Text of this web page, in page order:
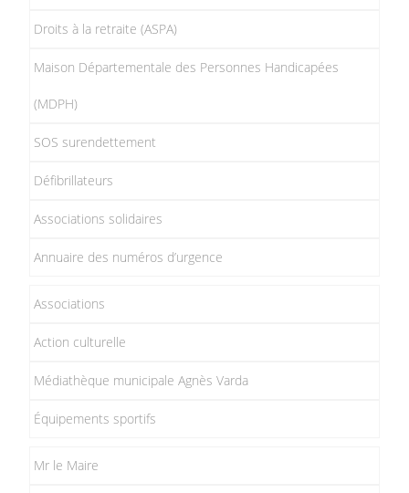
Droits à la retraite (ASPA)
Maison Départementale des Personnes Handicapées
(MDPH)
SOS surendettement
Défibrillateurs
Associations solidaires
Annuaire des numéros d’urgence
Associations
Action culturelle
Médiathèque municipale Agnès Varda
Équipements sportifs
Mr le Maire